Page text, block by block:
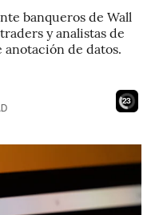
banqueros de Wall
y analistas de
de datos.
21